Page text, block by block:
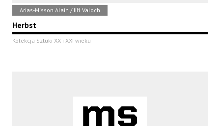
Arias-Misson Alain / Jiří Valoch
Herbst
Kolekcja Sztuki XX i XXI wieku